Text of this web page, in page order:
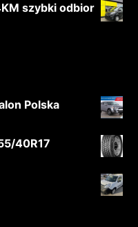
szybki odbior
Polska
40R17